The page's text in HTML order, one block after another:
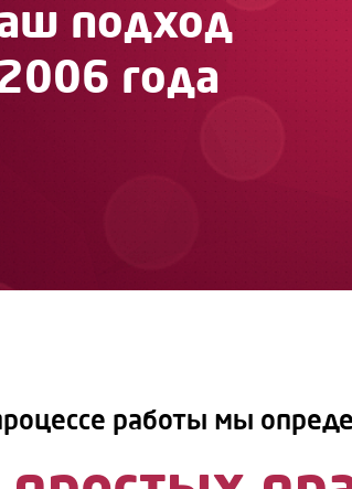
подход
года
работы мы